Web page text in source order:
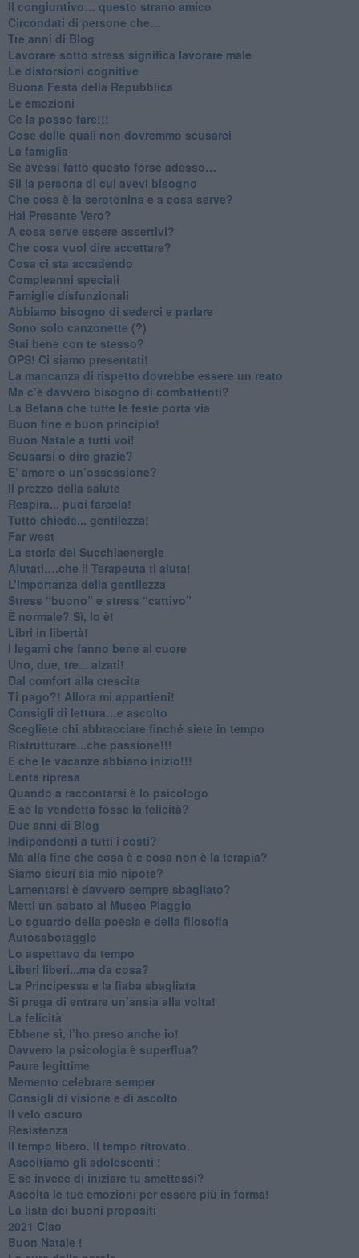
​Il congiuntivo… questo strano amico
​Circondati di persone che…
​Tre anni di Blog
​Lavorare sotto stress significa lavorare male
​Le distorsioni cognitive
​Buona Festa della Repubblica
Le emozioni
​Ce la posso fare!!!
​Cose delle quali non dovremmo scusarci
​La famiglia
​Se avessi fatto questo forse adesso…
​Sii la persona di cui avevi bisogno
Che cosa è la serotonina e a cosa serve?
​Hai Presente Vero?
A cosa serve essere assertivi?
​Che cosa vuol dire accettare?
​Cosa ci sta accadendo
​Compleanni speciali
​Famiglie disfunzionali
​Abbiamo bisogno di sederci e parlare
Sono solo canzonette (?)
​Stai bene con te stesso?
​OPS! Ci siamo presentati!
​La mancanza di rispetto dovrebbe essere un reato
​Ma c’è davvero bisogno di combattenti?
​La Befana che tutte le feste porta via
Buon fine e buon principio!
​Buon Natale a tutti voi!
​Scusarsi o dire grazie?
​E’ amore o un’ossessione?
​Il prezzo della salute
​Respira... puoi farcela!
​Tutto chiede... gentilezza!
​Far west
​La storia dei Succhiaenergie
​Aiutati….che il Terapeuta ti aiuta!
​L’importanza della gentilezza
​Stress “buono” e stress “cattivo”
​È normale? Sì, lo è!
​Libri in libertà!
​I legami che fanno bene al cuore
Uno, due, tre... alzati!​
​Dal comfort alla crescita
​Ti pago?! Allora mi appartieni!​
​Consigli di lettura…e ascolto
​Scegliete chi abbracciare finché siete in tempo
​Ristrutturare...che passione!!!
​E che le vacanze abbiano inizio!!!
​Lenta ripresa
​Quando a raccontarsi è lo psicologo
​E se la vendetta fosse la felicità?
​Due anni di Blog
​Indipendenti a tutti i costi?
​Ma alla fine che cosa è e cosa non è la terapia?
​Siamo sicuri sia mio nipote?
​Lamentarsi è davvero sempre sbagliato?
​Metti un sabato al Museo Piaggio
​Lo sguardo della poesia e della filosofia
Autosabotaggio
​Lo aspettavo da tempo
​Liberi liberi...ma da cosa?
​La Principessa e la fiaba sbagliata
Si prega di entrare un’ansia alla volta!
​La felicità
​Ebbene sì, l’ho preso anche io!
​Davvero la psicologia è superflua?
Paure legittime
​Memento celebrare semper
​Consigli di visione e di ascolto
​Il velo oscuro
Resistenza
​Il tempo libero. Il tempo ritrovato.
Ascoltiamo gli adolescenti !
​E se invece di iniziare tu smettessi?
​Ascolta le tue emozioni per essere più in forma!
​La lista dei buoni propositi
2021 Ciao
Buon Natale !